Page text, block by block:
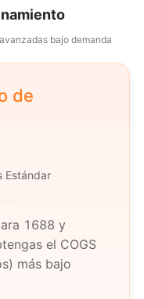
bajo demanda
de
Estándar
1688 y
el COGS
más bajo